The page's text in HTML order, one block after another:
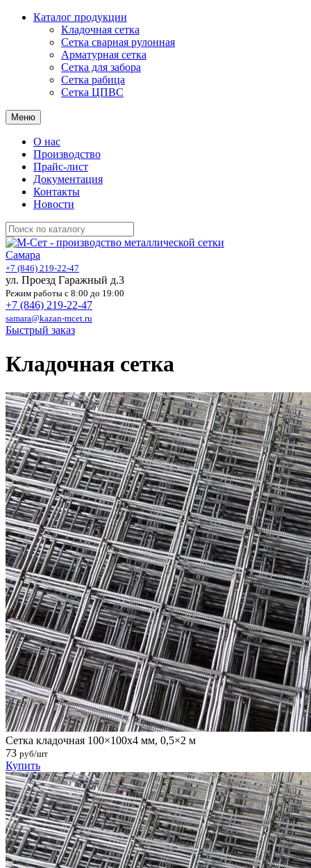
Каталог продукции
Кладочная сетка
Cетка сварная рулонная
Арматурная сетка
Сетка для забора
Сетка рабица
Сетка ЦПВС
Меню
О нас
Производство
Прайс-лист
Документация
Контакты
Новости
Самара
+7 (846) 219-22-47
ул. Проезд Гаражный д.3
Режим работы с 8:00 до 19:00
+7 (846) 219-22-47
samara@kazan-mcet.ru
Быстрый заказ
Кладочная сетка
Сетка кладочная 100×100х4 мм, 0,5×2 м
73 руб/шт
Купить